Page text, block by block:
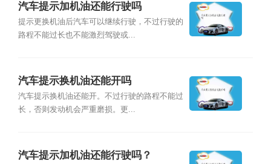
汽车提示加机油还能行驶吗
提示更换机油后汽车可以继续行驶，不过行驶的
路程不能过长也不能激烈驾驶或...
汽车提示换机油还能开吗
汽车提示换机油还能开。不过行驶的路程不能过
长，否则发动机会严重磨损。更...
汽车提示加机油还能行驶吗？